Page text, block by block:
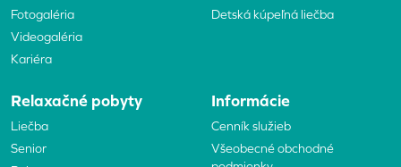
Fotogaléria
Videogaléria
Kariéra
Detská kúpeľná liečba
Relaxačné pobyty
Liečba
Senior
Informácie
Cenník služieb
Všeobecné obchodné